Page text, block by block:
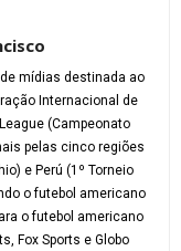
mídias destinada ao
Internacional de
(Campeonato
pelas cinco regiões
e Perú (1º Torneio
o futebol americano
o futebol americano
Fox Sports e Globo